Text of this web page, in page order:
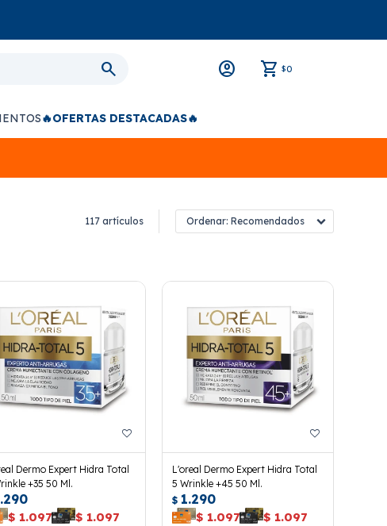
$0
🔥OFERTAS DESTACADAS🔥
117 artículos Recomendados
Dermo Expert Hidra Total
+35 50 Ml.
$ 1.097 $ 1.097
L'oreal Dermo Expert Hidra Total
5 Wrinkle +45 50 Ml.
$ 1.290
$ 1.097 $ 1.097